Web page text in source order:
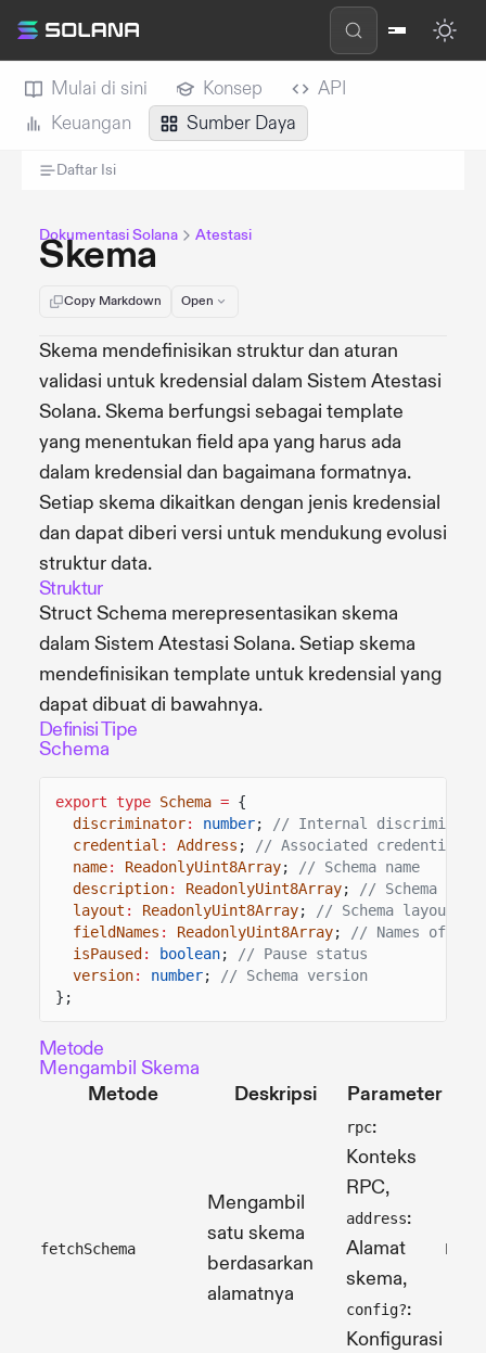
Mulai di sini Konsep
API
Keuangan
Sumber Daya
Daftar Isi
Dokumentasi Solana Atestasi
Skema
Copy Markdown Open
Skema mendefinisikan struktur dan aturan
validasi untuk kredensial dalam Sistem Atestasi
Solana. Skema berfungsi sebagai template
yang menentukan field apa yang harus ada
dalam kredensial dan bagaimana formatnya.
Setiap skema dikaitkan dengan jenis kredensial
dan dapat diberi versi untuk mendukung evolusi
struktur data.
Struktur
Struct Schema merepresentasikan skema
dalam Sistem Atestasi Solana. Setiap skema
mendefinisikan template untuk kredensial yang
dapat dibuat di bawahnya.
Definisi Tipe
Schema
export type Schema = {
discriminator: number;
// Internal
credential : Address ;
// Associated credential
name: ReadonlyUint8Array;
// Schema name
description: ReadonlyUint8Array;
// Schema
layout : ReadonlyUint8Array;
// Schema layout
fieldNames : ReadonlyUint8Array;
// Names of
isPaused : boolean;
// Pause status
version: number;
// Schema version
};
Metode
Mengambil Skema
Metode
Deskripsi Parameter
fetchSchema
Mengambil
satu skema
berdasarkan
alamatnya
rpc:
Konteks
RPC,
address:
Alamat
skema,
config?:
Konfigurasi